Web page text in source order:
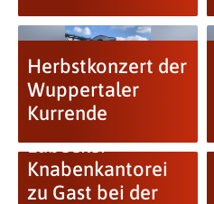
Herbstkonzert der
Wuppertaler
Kurrende
Lübecker
Knabenkantorei
zu Gast bei der